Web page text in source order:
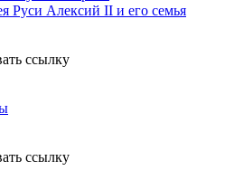
Руси Алексий II и его семья